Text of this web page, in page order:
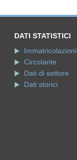
DATI STATISTICI
Immatricolazioni
Circolante
Dati di settore
Dati storici